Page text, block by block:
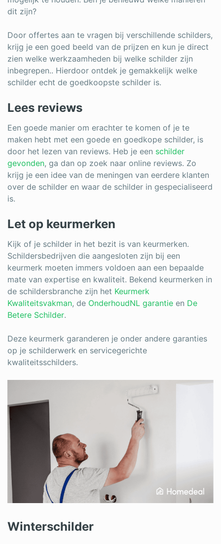
dit zijn?
Door offertes aan te vragen bij verschillende schilders,
krijg je een goed beeld van de prijzen en kun je direct
zien welke werkzaamheden bij welke schilder zijn
inbegrepen.. Hierdoor ontdek je gemakkelijk welke
schilder echt de goedkoopste schilder is.
Lees reviews
Een goede manier om erachter te komen of je te
maken hebt met een goede en goedkope schilder, is
door het lezen van reviews. Heb je een schilder
gevonden, ga dan op zoek naar online reviews. Zo
krijg je een idee van de meningen van eerdere klanten
over de schilder en waar de schilder in gespecialiseerd
is.
Let op keurmerken
Kijk of je schilder in het bezit is van keurmerken.
Schildersbedrijven die aangesloten zijn bij een
keurmerk moeten immers voldoen aan een bepaalde
mate van expertise en kwaliteit. Bekend keurmerken in
de schildersbranche zijn het Keurmerk
Kwaliteitsvakman, de OnderhoudNL garantie en De
Betere Schilder.
Deze keurmerk garanderen je onder andere garanties
op je schilderwerk en servicegerichte
kwaliteitsschilders.
Winterschilder